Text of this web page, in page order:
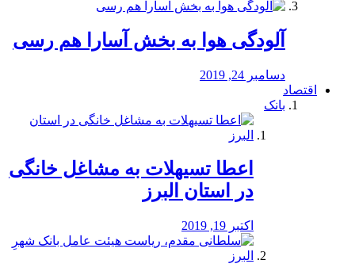
آلودگی هوا به بخش آسارا هم رسی
دسامبر 24, 2019
اقتصاد
بانک
️اعطا تسیهلات به مشاغل خانگی
در استان البرز
اکتبر 19, 2019